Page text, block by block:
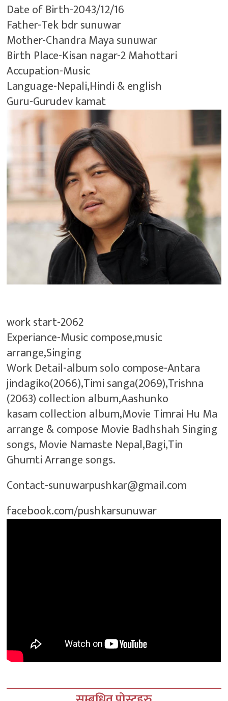
Date of Birth-2043/12/16
Father-Tek bdr sunuwar
Mother-Chandra Maya sunuwar
Birth Place-Kisan nagar-2 Mahottari
Accupation-Music
Language-Nepali,Hindi & english
Guru-Gurudev kamat
work start-2062
Experiance-Music compose,music
arrange,Singing
Work Detail-album solo compose-Antara
jindagiko(2066),Timi sanga(2069),Trishna
(2063) collection album,Aashunko
kasam collection album,Movie Timrai Hu Ma
arrange & compose Movie Badhshah Singing
songs, Movie Namaste Nepal,Bagi,Tin
Ghumti Arrange songs.
Contact-sunuwarpushkar@gmail.com
facebook.com/pushkarsunuwar